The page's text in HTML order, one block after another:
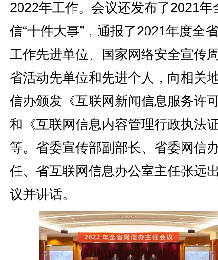
2022年工作。会议还发布了2021年
信“十件大事”，通报了2021年度全
工作先进单位、国家网络安全宣传
省活动先单位和先进个人，向相关
信办颁发《互联网新闻信息服务许
和《互联网信息内容管理行政执法
等。省委宣传部副部长、省委网信
任、省互联网信息办公室主任张远
议并讲话。